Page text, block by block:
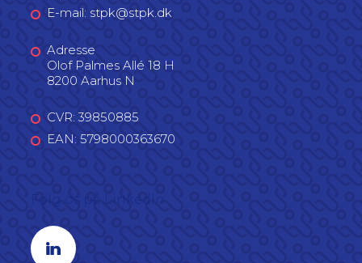
E-mail: stpk@stpk.dk
Adresse
Olof Palmes Allé 18 H
8200 Aarhus N
CVR: 39850885
EAN: 5798000363670
Linkedin profil